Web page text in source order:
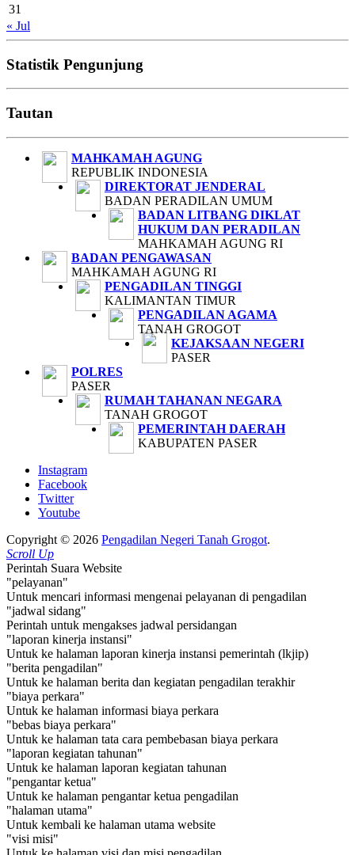
31
« Jul
Statistik Pengunjung
Tautan
MAHKAMAH AGUNG
REPUBLIK INDONESIA
DIREKTORAT JENDERAL
BADAN PERADILAN UMUM
BADAN LITBANG DIKLAT
HUKUM DAN PERADILAN
MAHKAMAH AGUNG RI
BADAN PENGAWASAN
MAHKAMAH AGUNG RI
PENGADILAN TINGGI
KALIMANTAN TIMUR
PENGADILAN AGAMA
TANAH GROGOT
KEJAKSAAN NEGERI
PASER
POLRES
PASER
RUMAH TAHANAN NEGARA
TANAH GROGOT
PEMERINTAH DAERAH
KABUPATEN PASER
Instagram
Facebook
Twitter
Youtube
Copyright © 2026 Pengadilan Negeri Tanah Grogot.
Scroll Up
Perintah Suara Website
"pelayanan"
Untuk mencari informasi mengenai pelayanan di pengadilan
"jadwal sidang"
Perintah untuk mengakses jadwal persidangan
"laporan kinerja instansi"
Untuk ke halaman laporan kinerja instansi pemerintah (lkjip)
"berita pengadilan"
Untuk ke halaman berita dan kegiatan pengadilan terakhir
"biaya perkara"
Untuk ke halaman informasi biaya perkara
"bebas biaya perkara"
Untuk ke halaman tata cara pembebasan biaya perkara
"laporan kegiatan tahunan"
Untuk ke halaman laporan kegiatan tahunan
"pengantar ketua"
Untuk ke halaman pengantar ketua pengadilan
"halaman utama"
Untuk kembali ke halaman utama website
"visi misi"